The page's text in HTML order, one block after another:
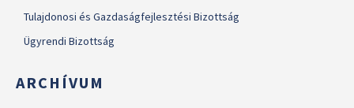
Tulajdonosi és Gazdaságfejlesztési Bizottság
Ügyrendi Bizottság
ARCHÍVUM